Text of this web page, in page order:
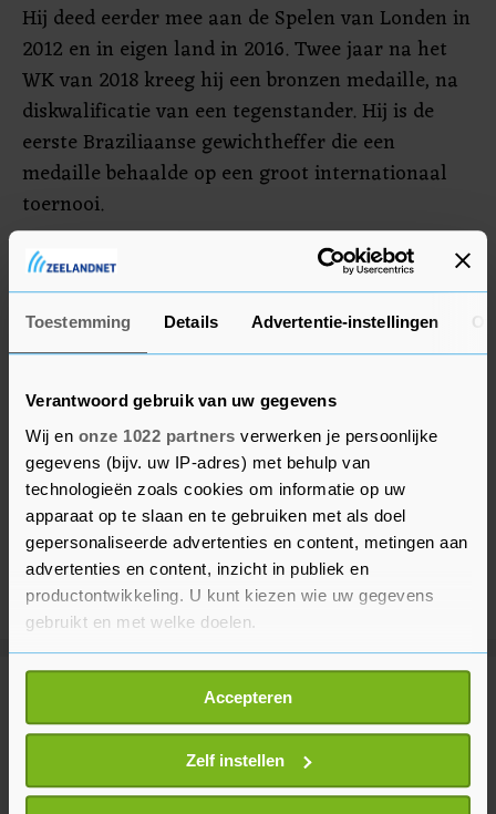
Toestemming Details Advertentie-instellingen
Verantwoord gebruik van uw gegevens
Wij en onze 1022 partners verwerken je persoonlijke
gegevens (bijv. uw IP-adres) met behulp van
technologieën zoals cookies om informatie op uw
apparaat op te slaan en te gebruiken met als doel
gepersonaliseerde advertenties en content, metingen aan
advertenties en content, inzicht in publiek en
productontwikkeling. U kunt kiezen wie uw gegevens
gebruikt en met welke doelen.
Als u het toestaat, willen we ook graag:
Informatie verzamelen over uw geografische
locatie, die tot een paar meter nauwkeurig kan zijn
Uw apparaat identificeren door het actief te
scannen op specifieke eigenschappen (fingerprinting)
Accepteren
Zelf instellen
Hij deed eerder mee aan de Spelen van Londen in
2012 en in eigen land in 2016. Twee jaar na het
WK van 2018 kreeg hij een bronzen medaille, na
diskwalificatie van een tegenstander. Hij is de
eerste Braziliaanse gewichtheffer die een
medaille behaalde op een groot internationaal
toernooi.
Niewiadoma boos op ploeggenoot
Vollering na verliezen gele trui